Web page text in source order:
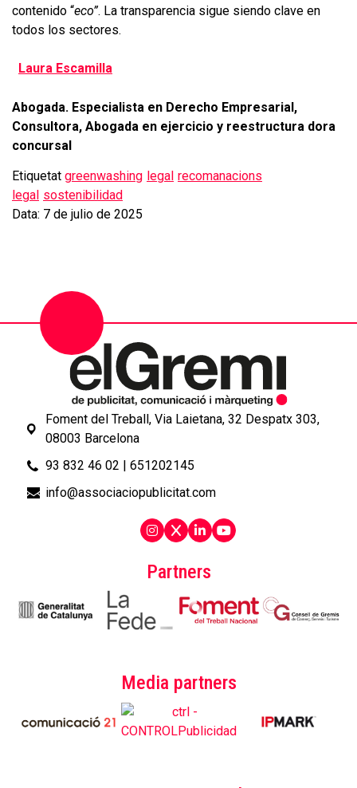
contenido “eco”. La transparencia sigue siendo clave en
todos los sectores.
Laura Escamilla
Abogada. Especialista en Derecho Empresarial,
Consultora, Abogada en ejercicio y reestructura dora
concursal
Etiquetat greenwashing legal recomanacions
legal sostenibilidad
Data: 7 de julio de 2025
Partners
Media partners
Foment del Treball, Via Laietana, 32 Despatx 303,
08003 Barcelona
93 832 46 02 | 651202145
info@associaciopublicitat.com